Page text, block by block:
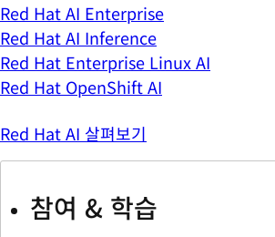
Red Hat AI Enterprise
Red Hat AI Inference
Red Hat Enterprise Linux AI
Red Hat OpenShift AI
Red Hat AI 살펴보기
참여 & 학습